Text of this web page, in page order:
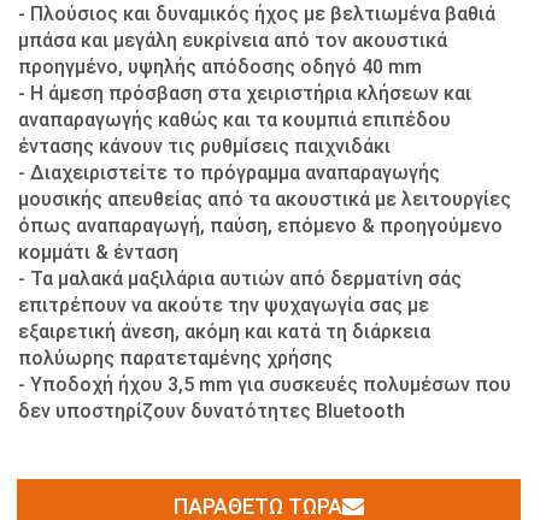
- Πλούσιος και δυναμικός ήχος με βελτιωμένα βαθιά
μπάσα και μεγάλη ευκρίνεια από τον ακουστικά
προηγμένο, υψηλής απόδοσης οδηγό 40 mm
- Η άμεση πρόσβαση στα χειριστήρια κλήσεων και
αναπαραγωγής καθώς και τα κουμπιά επιπέδου
έντασης κάνουν τις ρυθμίσεις παιχνιδάκι
- Διαχειριστείτε το πρόγραμμα αναπαραγωγής
μουσικής απευθείας από τα ακουστικά με λειτουργίες
όπως αναπαραγωγή, παύση, επόμενο & προηγούμενο
κομμάτι & ένταση
- Τα μαλακά μαξιλάρια αυτιών από δερματίνη σάς
επιτρέπουν να ακούτε την ψυχαγωγία σας με
εξαιρετική άνεση, ακόμη και κατά τη διάρκεια
πολύωρης παρατεταμένης χρήσης
- Υποδοχή ήχου 3,5 mm για συσκευές πολυμέσων που
δεν υποστηρίζουν δυνατότητες Bluetooth
ΠΑΡΑΘΈΤΩ ΤΏΡΑ